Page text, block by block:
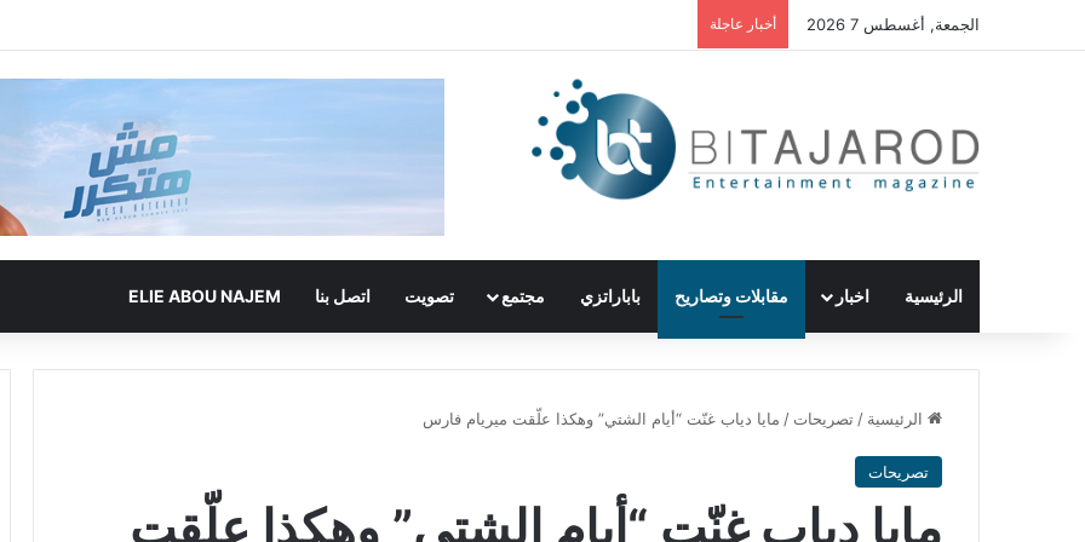
الجمعة, أغسطس 7 2026 أخبار عاجلة
الرئيسية اخبار مقابلات وتصاريح باباراتزي مجتمع تصويت اتصل بنا ELIE ABOU NAJEM
الرئيسية / تصريحات / مايا دياب غنّت “أيام الشتي” وهكذا علّقت ميريام فارس
تصريحات
مايا دياب غنّت “أيام الشتي” وهكذا علّقت